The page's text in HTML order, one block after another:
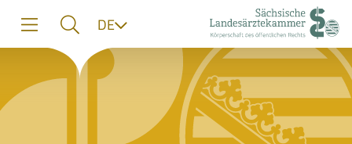
Navigation
Suche
Inhalt
DE